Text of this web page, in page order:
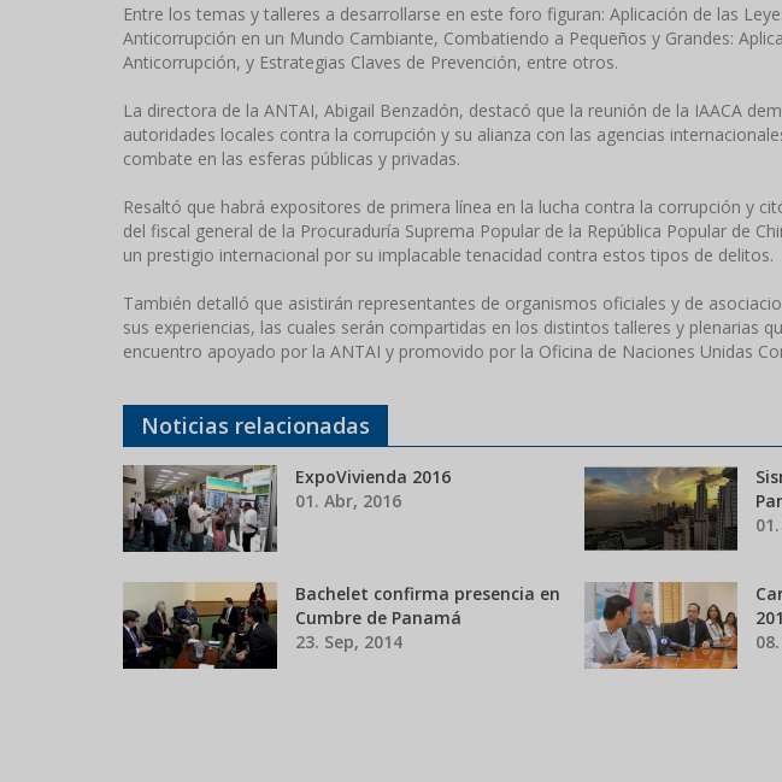
Entre los temas y talleres a desarrollarse en este foro figuran: Aplicación de las
Anticorrupción en un Mundo Cambiante, Combatiendo a Pequeños y Grandes:
Anticorrupción, y Estrategias Claves de Prevención, entre otros.
La directora de la ANTAI, Abigail Benzadón, destacó que la reunión de la IAACA
autoridades locales contra la corrupción y su alianza con las agencias
combate en las esferas públicas y privadas.
Resaltó que habrá expositores de primera línea en la lucha contra la corrupción y
del fiscal general de la Procuraduría Suprema Popular de la República Popular de
un prestigio internacional por su implacable tenacidad contra estos tipos de delitos.
También detalló que asistirán representantes de organismos oficiales y de
sus experiencias, las cuales serán compartidas en los distintos talleres y plenarias
encuentro apoyado por la ANTAI y promovido por la Oficina de Naciones Unidas
Noticias relacionadas
ExpoVivienda 2016
01. Abr, 2016
Bachelet confirma presencia en
Cumbre de Panamá
23. Sep, 2014